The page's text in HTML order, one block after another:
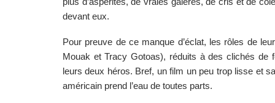
devant eux.
Pour preuve de ce manque d’éclat, les rôles de
Mouak et Tracy Gotoas), réduits à des clichés
leurs deux héros. Bref, un film un peu trop lisse et
américain prend l’eau de toutes parts.